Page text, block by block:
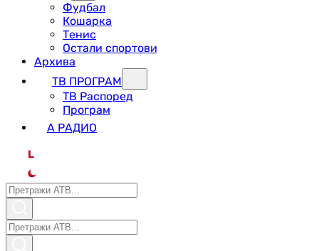
Фудбал
Кошарка
Тенис
Остали спортови
Архива
ТВ ПРОГРАМ
ТВ Распоред
Програм
А РАДИО
L